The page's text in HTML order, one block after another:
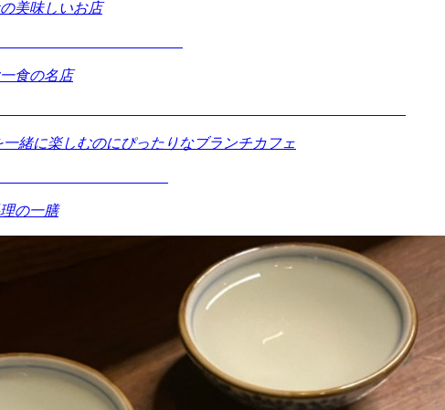
美味しいお店
食の名店
緒に楽しむのにぴったりなブランチカフェ
の一膳